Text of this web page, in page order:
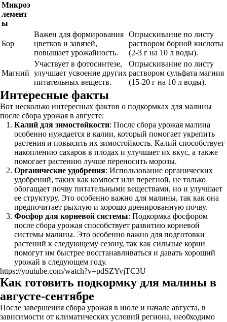
Микроэ
лемент
ы
Бор
Важен для формирования
цветков и завязей,
повышает урожайность.
Опрыскивание по листу
раствором борной кислоты
(2-3 г на 10 л воды).
Магний
Участвует в фотосинтезе,
улучшает усвоение других
питательных веществ.
Опрыскивание по листу
раствором сульфата магния
(15-20 г на 10 л воды).
Интересные факты
Вот несколько интересных фактов о подкормках для малины
после сбора урожая в августе:
Калий для зимостойкости: После сбора урожая малина
особенно нуждается в калии, который помогает укрепить
растения и повысить их зимостойкость. Калий способствует
накоплению сахаров в плодах и улучшает их вкус, а также
помогает растению лучше переносить морозы.
Органические удобрения: Использование органических
удобрений, таких как компост или перегной, не только
обогащает почву питательными веществами, но и улучшает
ее структуру. Это особенно важно для малины, так как она
предпочитает рыхлую и хорошо дренированную почву.
Фосфор для корневой системы: Подкормка фосфором
после сбора урожая способствует развитию корневой
системы малины. Это особенно важно для подготовки
растений к следующему сезону, так как сильные корни
помогут им быстрее восстанавливаться и давать хороший
урожай в следующем году.
https://youtube.com/watch?v=pdSZYvjTC3U
Как готовить подкормку для малины в
августе-сентябре
После завершения сбора урожая в июле и начале августа, в
зависимости от климатических условий региона, необходимо